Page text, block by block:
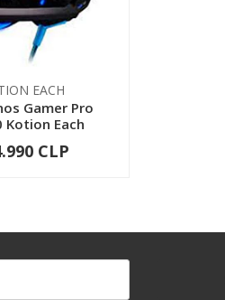
EACH
Gamer Pro
Kotion Each
+ CLP